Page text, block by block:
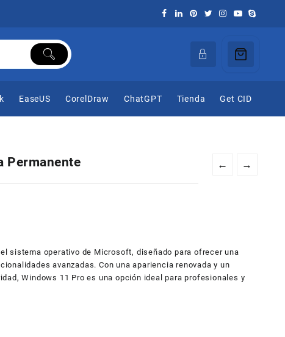
EaseUS CorelDraw ChatGPT Tienda Get CID
← →
Permanente
sistema operativo de Microsoft, diseñado para ofrecer una
avanzadas. Con una apariencia renovada y un
Windows 11 Pro es una opción ideal para profesionales y